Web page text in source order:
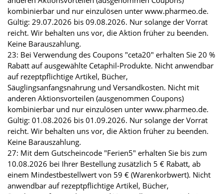
kombinierbar und nur einzulösen unter www.pharmeo.de.
Gültig: 29.07.2026 bis 09.08.2026. Nur solange der Vorrat
reicht. Wir behalten uns vor, die Aktion früher zu beenden.
Keine Barauszahlung.
23: Bei Verwendung des Coupons "ceta20" erhalten Sie 20 %
Rabatt auf ausgewählte Cetaphil-Produkte. Nicht anwendbar
auf rezeptpflichtige Artikel, Bücher,
Säuglingsanfangsnahrung und Versandkosten. Nicht mit
anderen Aktionsvorteilen (ausgenommen Coupons)
kombinierbar und nur einzulösen unter www.pharmeo.de.
Gültig: 01.08.2026 bis 01.09.2026. Nur solange der Vorrat
reicht. Wir behalten uns vor, die Aktion früher zu beenden.
Keine Barauszahlung.
27: Mit dem Gutscheincode "Ferien5" erhalten Sie bis zum
10.08.2026 bei Ihrer Bestellung zusätzlich 5 € Rabatt, ab
einem Mindestbestellwert von 59 € (Warenkorbwert). Nicht
anwendbar auf rezeptpflichtige Artikel, Bücher,